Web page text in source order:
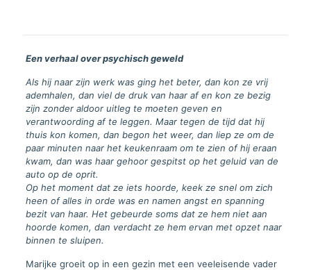
Een verhaal over psychisch geweld
Als hij naar zijn werk was ging het beter, dan kon ze vrij
ademhalen, dan viel de druk van haar af en kon ze bezig
zijn zonder aldoor uitleg te moeten geven en
verantwoording af te leggen. Maar tegen de tijd dat hij
thuis kon komen, dan begon het weer, dan liep ze om de
paar minuten naar het keukenraam om te zien of hij eraan
kwam, dan was haar gehoor gespitst op het geluid van de
auto op de oprit.
Op het moment dat ze iets hoorde, keek ze snel om zich
heen of alles in orde was en namen angst en spanning
bezit van haar. Het gebeurde soms dat ze hem niet aan
hoorde komen, dan verdacht ze hem ervan met opzet naar
binnen te sluipen.
Marijke groeit op in een gezin met een veeleisende vader